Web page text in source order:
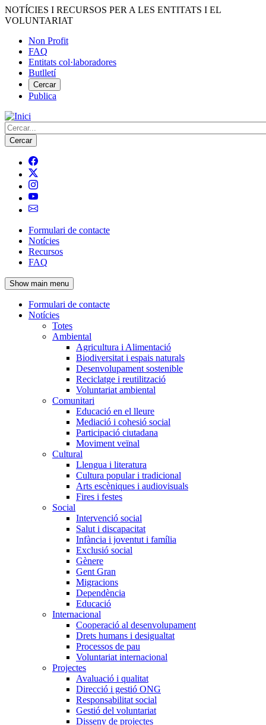
Vés
al
NOTÍCIES I RECURSOS PER A LES ENTITATS I EL
VOLUNTARIAT
Menú
del
compte
d'usuari
Non Profit
FAQ
Entitats col·laboradores
Butlletí
Cercar
Publica
Cerca
Navegació
principal
de
l'encapçalament
Formulari de contacte
Notícies
Recursos
FAQ
Show main menu
Navegació
principal
Formulari de contacte
Notícies
Totes
Ambiental
Agricultura i Alimentació
Biodiversitat i espais naturals
Desenvolupament sostenible
Reciclatge i reutilització
Voluntariat ambiental
Comunitari
Educació en el lleure
Mediació i cohesió social
Participació ciutadana
Moviment veïnal
Cultural
Llengua i literatura
Cultura popular i tradicional
Arts escèniques i audiovisuals
Fires i festes
Social
Intervenció social
Salut i discapacitat
Infància i joventut i família
Exclusió social
Gènere
Gent Gran
Migracions
Dependència
Educació
Internacional
Cooperació al desenvolupament
Drets humans i desigualtat
Processos de pau
Voluntariat internacional
Projectes
Avaluació i qualitat
Direcció i gestió ONG
Responsabilitat social
Gestió del voluntariat
Disseny de projectes